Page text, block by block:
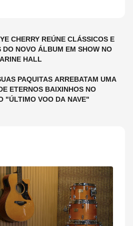
CHERRY REÚNE CLÁSSICOS E
DO NOVO ÁLBUM EM SHOW NO
HALL
PAQUITAS ARREBATAM UMA
ETERNOS BAIXINHOS NO
"ÚLTIMO VOO DA NAVE"